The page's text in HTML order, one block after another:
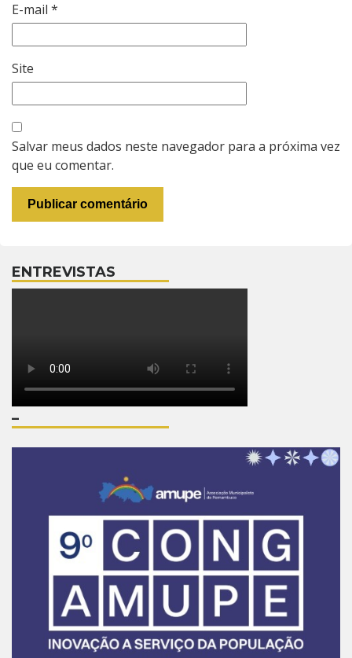
E-mail *
Site
Salvar meus dados neste navegador para a próxima vez
que eu comentar.
ENTREVISTAS
–